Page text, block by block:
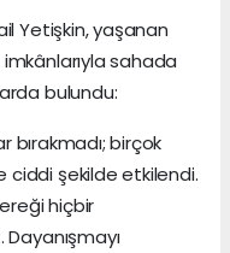
Yetişkin, yaşanan
sahada
bulundu:
bırakmadı; birçok
ciddi şekilde etkilendi.
hiçbir